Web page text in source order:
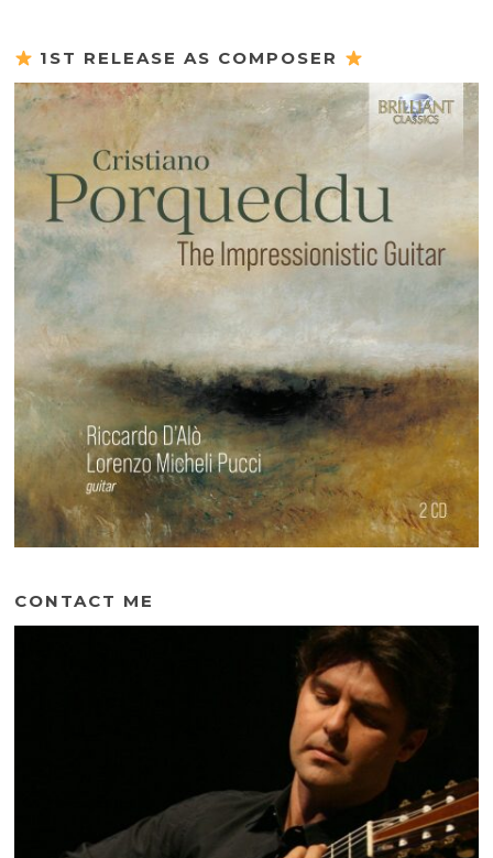
1ST RELEASE AS COMPOSER
CONTACT ME